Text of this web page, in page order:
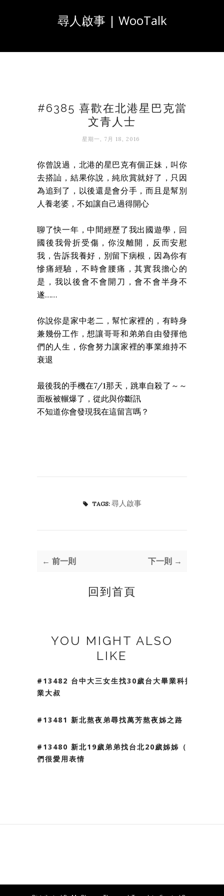
尋人啟事 | WooTalk
#6385 喜歡在北港星巴克當
文青人士
星期一, 7月 18, 2016
你曾說過，北港的星巴克有個正妹，叫你
去搭訕，結果你說，純欣賞就好了，只因
為追到了，以後還是會分手，而且是幫別
人養老婆，不如讓自己過得開心
聊了快一年，中間經歷了我出國遊學，回
國後我骨折受傷，你沒離開，反而安慰
我，告訴我養好，別留下病根，因為你有
慘痛經驗，不時會腰痛，其實我擔心的
是，我以後會不會開刀，會不會半身不
遂……
你說你是家中老二，幫忙家裡的，有時身
兼幾份工作，想讓哥哥和弟弟自由發揮他
們的人生，你會努力讓家裡的事業維持不
衰退
最後我的手機在7/1那天，跳車自殺了～～
面板被輾爆了，從此與你斷訊
不知道你會發現我在這留言嗎？
TAGS: 尋人啟事
← 前一則 下一則 →
回到首頁
YOU MIGHT ALSO
LIKE
#13482 台中大三女生找30歲台大畢業科技
業大叔
#13481 新北熬夜弟尋找萬芳熬夜姊之路
#13480 新北19歲弟弟找台北20歲姊姊（我
們很愛用表情